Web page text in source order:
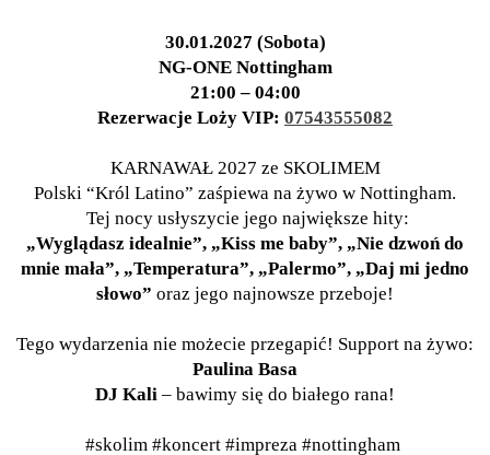
30.01.2027 (Sobota)
NG-ONE Nottingham
21:00 – 04:00
Rezerwacje Loży VIP: 07543555082
KARNAWAŁ 2027 ze SKOLIMEM
Polski “Król Latino” zaśpiewa na żywo w Nottingham.
Tej nocy usłyszycie jego największe hity:
„Wyglądasz idealnie”, „Kiss me baby”, „Nie dzwoń do
mnie mała”, „Temperatura”, „Palermo”, „Daj mi jedno
słowo” oraz jego najnowsze przeboje!
Tego wydarzenia nie możecie przegapić! Support na żywo:
Paulina Basa
DJ Kali – bawimy się do białego rana!
#skolim #koncert #impreza #nottingham